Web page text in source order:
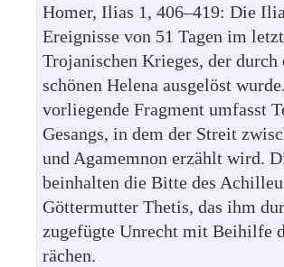
Homer, Ilias 1, 406–419: Die
Ereignisse von 51 Tagen im
Trojanischen Krieges, der durch
schönen Helena ausgelöst
vorliegende Fragment umfasst
Gesangs, in dem der Streit
und Agamemnon erzählt wird.
beinhalten die Bitte des
Göttermutter Thetis, das ihm
zugefügte Unrecht mit Beihilfe
rächen.